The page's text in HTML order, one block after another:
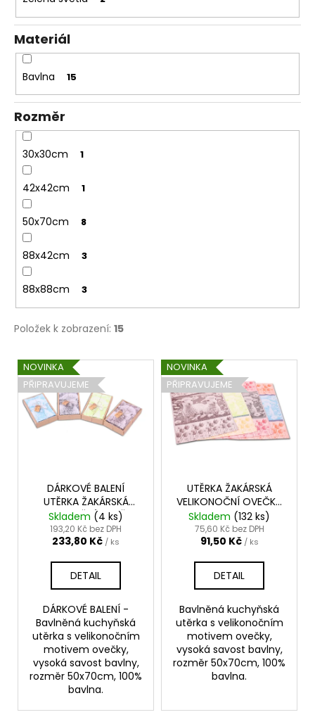
Materiál
Bavlna 15
Rozměr
30x30cm 1
42x42cm 1
50x70cm 8
88x42cm 3
88x88cm 3
Položek k zobrazení: 15
V
ý
p
NOVINKA
PŘIPRAVUJEME
DÁRKOVÉ BALENÍ
UTĚRKA ŽAKÁRSKÁ
VELIKONOČNÍ OVEČKY
50x70 2 KS
Skladem (4 ks)
193,20 Kč bez DPH
233,80 Kč / ks
DETAIL
DÁRKOVÉ BALENÍ -
Bavlněná kuchyňská
utěrka s velikonočním
motivem ovečky,
vysoká savost bavlny,
rozměr 50x70cm, 100%
bavlna.
NOVINKA
PŘIPRAVUJEME
UTĚRKA ŽAKÁRSKÁ
VELIKONOČNÍ OVEČKY
50x70
Skladem (132 ks)
75,60 Kč bez DPH
91,50 Kč / ks
DETAIL
Bavlněná kuchyňská
utěrka s velikonočním
motivem ovečky,
vysoká savost bavlny,
rozměr 50x70cm, 100%
bavlna.